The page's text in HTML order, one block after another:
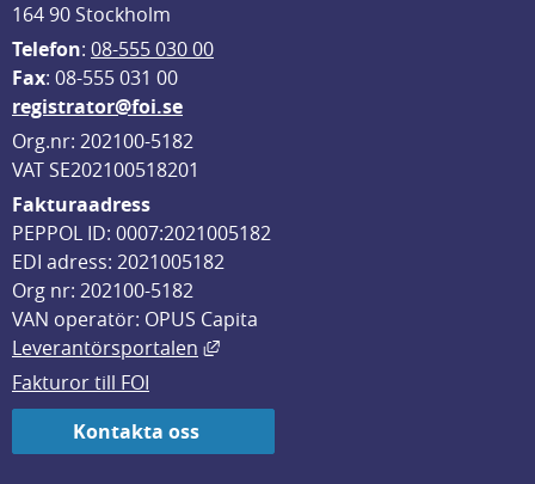
164 90 Stockholm
Telefon: 08-555 030 00
Fax: 08-555 031 00
registrator@foi.se
Org.nr: 202100-5182
VAT SE202100518201
Fakturaadress
PEPPOL ID: 0007:2021005182
EDI adress: 2021005182
Org nr: 202100-5182
VAN operatör: OPUS Capita
Leverantörsportalen
Länk till annan webbplats, öppnas
Fakturor till FOI
Kontakta oss